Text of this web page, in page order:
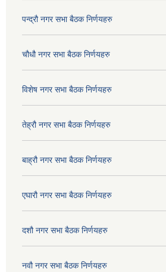
पन्द्रौ नगर सभा बैठक निर्णयहरु
चौधौ नगर सभा बैठक निर्णयहरु
विशेष नगर सभा बैठक निर्णयहरु
तेह्रौ नगर सभा बैठक निर्णयहरु
बाह्रौ नगर सभा बैठक निर्णयहरु
एघारौ नगर सभा बैठक निर्णयहरु
दशौ नगर सभा बैठक निर्णयहरु
नवौ नगर सभा बैठक निर्णयहरु